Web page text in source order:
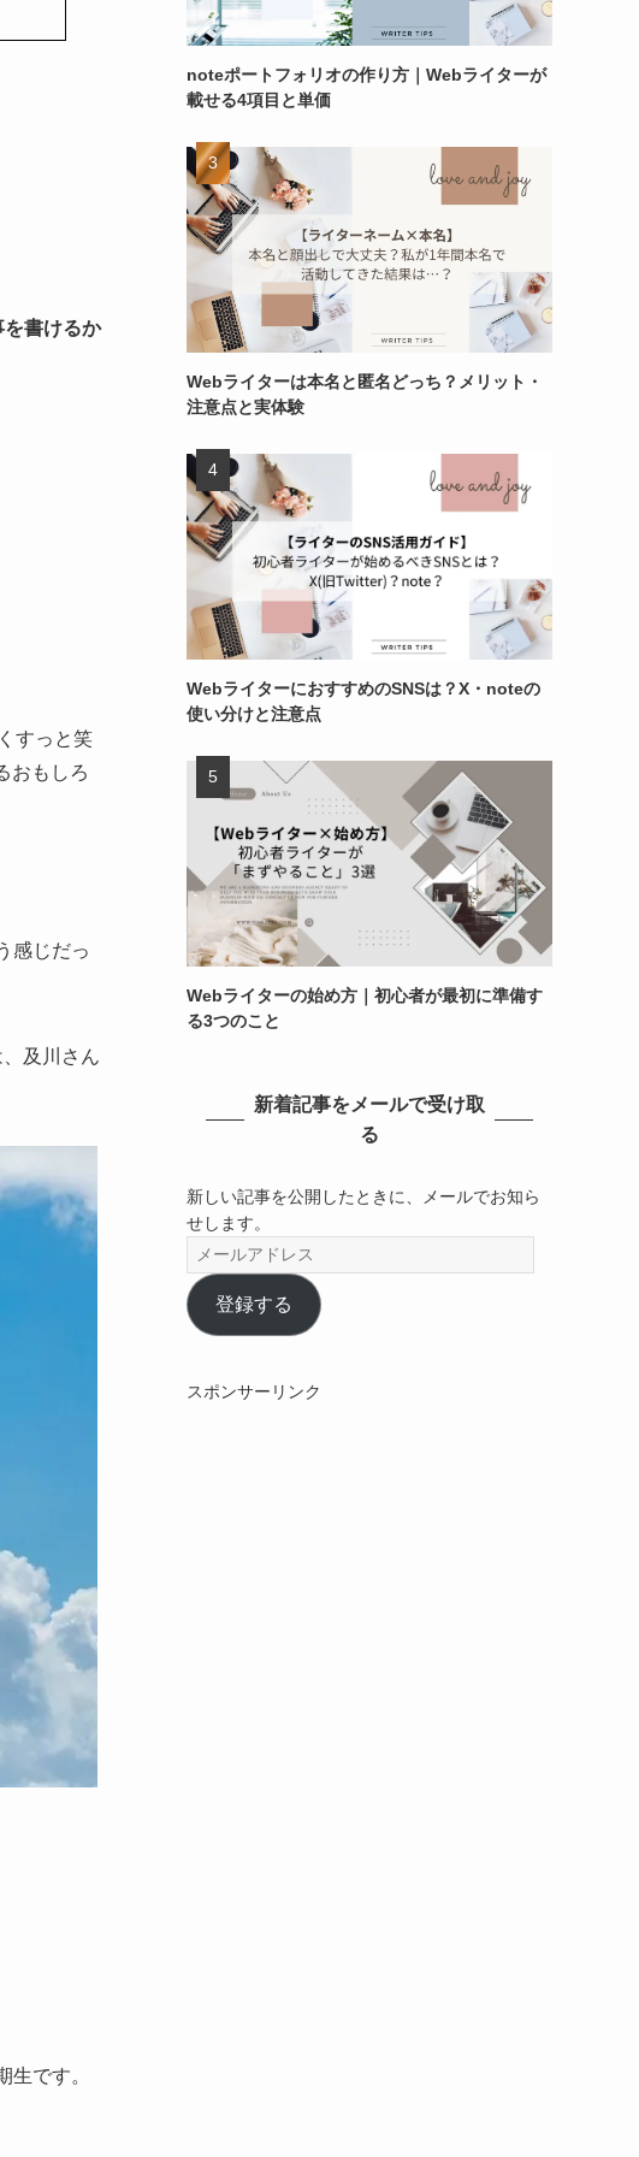
書けるか
すっと笑
おもしろ
感じだっ
及川さん
です。
noteポートフォリオの作り方｜Webライターが
載せる4項目と単価
Webライターは本名と匿名どっち？メリット・
注意点と実体験
WebライターにおすすめのSNSは？X・noteの
使い分けと注意点
Webライターの始め方｜初心者が最初に準備す
る3つのこと
新着記事をメールで受け取
る
新しい記事を公開したときに、メールでお知ら
せします。
ー
ル
ア
登録する
スポンサーリンク